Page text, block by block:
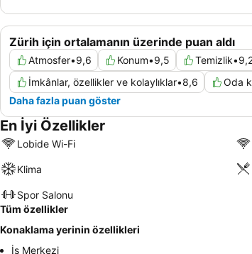
Zürih için ortalamanın üzerinde puan aldı
Atmosfer•9,6 Konum•9,5 Temizlik•
İmkânlar, özellikler ve kolaylıklar•8,6 Oda
Daha fazla puan göster
En İyi Özellikler
Lobide Wi-Fi
Klima
Spor Salonu
Tüm özellikler
Konaklama yerinin özellikleri
İş Merkezi